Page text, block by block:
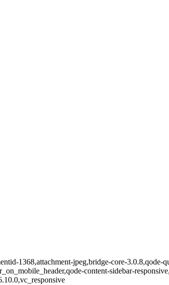
1368,attachment-jpeg,bridge-core-
content-sidebar-